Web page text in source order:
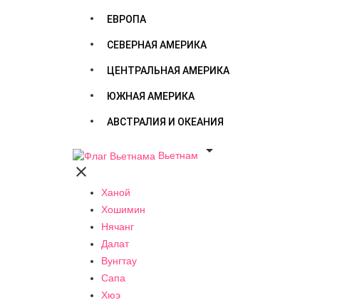
ЕВРОПА
СЕВЕРНАЯ АМЕРИКА
ЦЕНТРАЛЬНАЯ АМЕРИКА
ЮЖНАЯ АМЕРИКА
АВСТРАЛИЯ И ОКЕАНИЯ
Вьетнам


Ханой
Хошимин
Нячанг
Далат
Вунгтау
Сапа
Хюэ